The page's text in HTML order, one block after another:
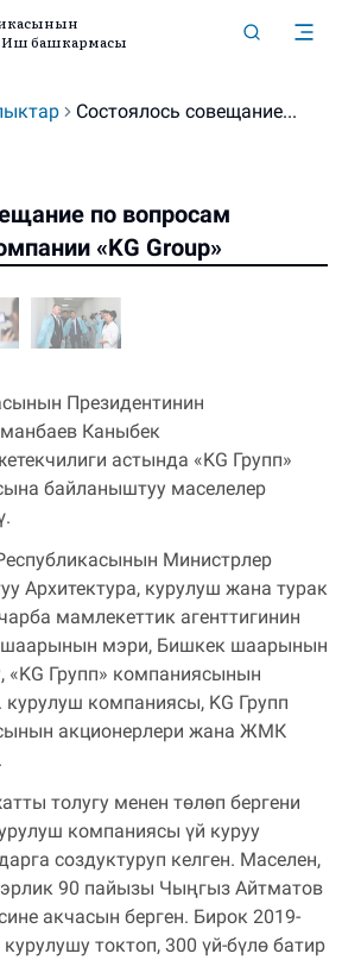
башкармасы
Состоялось совещание...
по вопросам
«KG Group»
Президентинин
Каныбек
астында «KG Групп»
байланыштуу маселелер
Министрлер
Архитектура, курулуш жана турак
мамлекеттик агенттигинин
шаарынын мэри, Бишкек шаарынын
«KG Групп» компаниясынын
компаниясы, KG Групп
акционерлери жана ЖМК
толугу менен төлөп бергени
компаниясы үй куруу
создуктуруп келген. Маселен,
90 пайызы Чыңгыз Айтматов
акчасын берген. Бирок 2019-
токтоп, 300 үй-бүлө батир